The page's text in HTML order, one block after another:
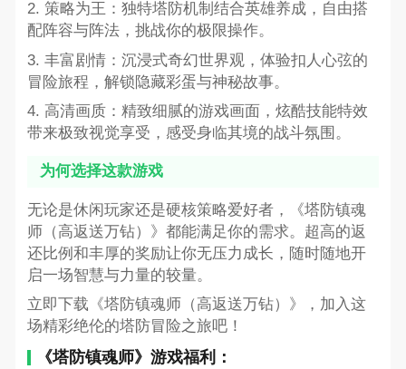
2. 策略为王：独特塔防机制结合英雄养成，自由搭
配阵容与阵法，挑战你的极限操作。
3. 丰富剧情：沉浸式奇幻世界观，体验扣人心弦的
冒险旅程，解锁隐藏彩蛋与神秘故事。
4. 高清画质：精致细腻的游戏画面，炫酷技能特效
带来极致视觉享受，感受身临其境的战斗氛围。
为何选择这款游戏
无论是休闲玩家还是硬核策略爱好者，《塔防镇魂
师（高返送万钻）》都能满足你的需求。超高的返
还比例和丰厚的奖励让你无压力成长，随时随地开
启一场智慧与力量的较量。
立即下载《塔防镇魂师（高返送万钻）》，加入这
场精彩绝伦的塔防冒险之旅吧！
《塔防镇魂师》游戏福利：